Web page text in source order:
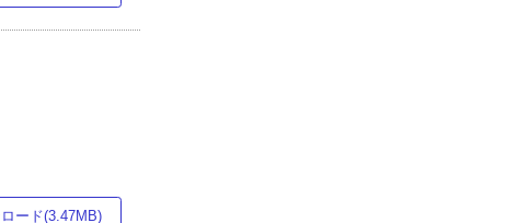
ード(3.47MB)